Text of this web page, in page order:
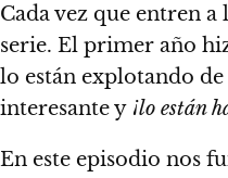
Cada vez que entren
serie. El primer año
lo están explotando
interesante y ¡lo están
En este episodio nos